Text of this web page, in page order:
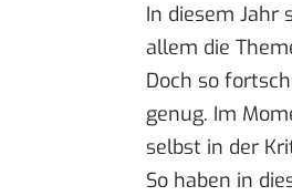
In diesem Jahr
allem die
Doch so
genug. Im
selbst in der
So haben in